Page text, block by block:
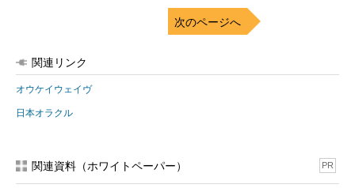
次のページへ
関連リンク
オウケイウェイヴ
日本オラクル
関連資料（ホワイトペーパー） PR